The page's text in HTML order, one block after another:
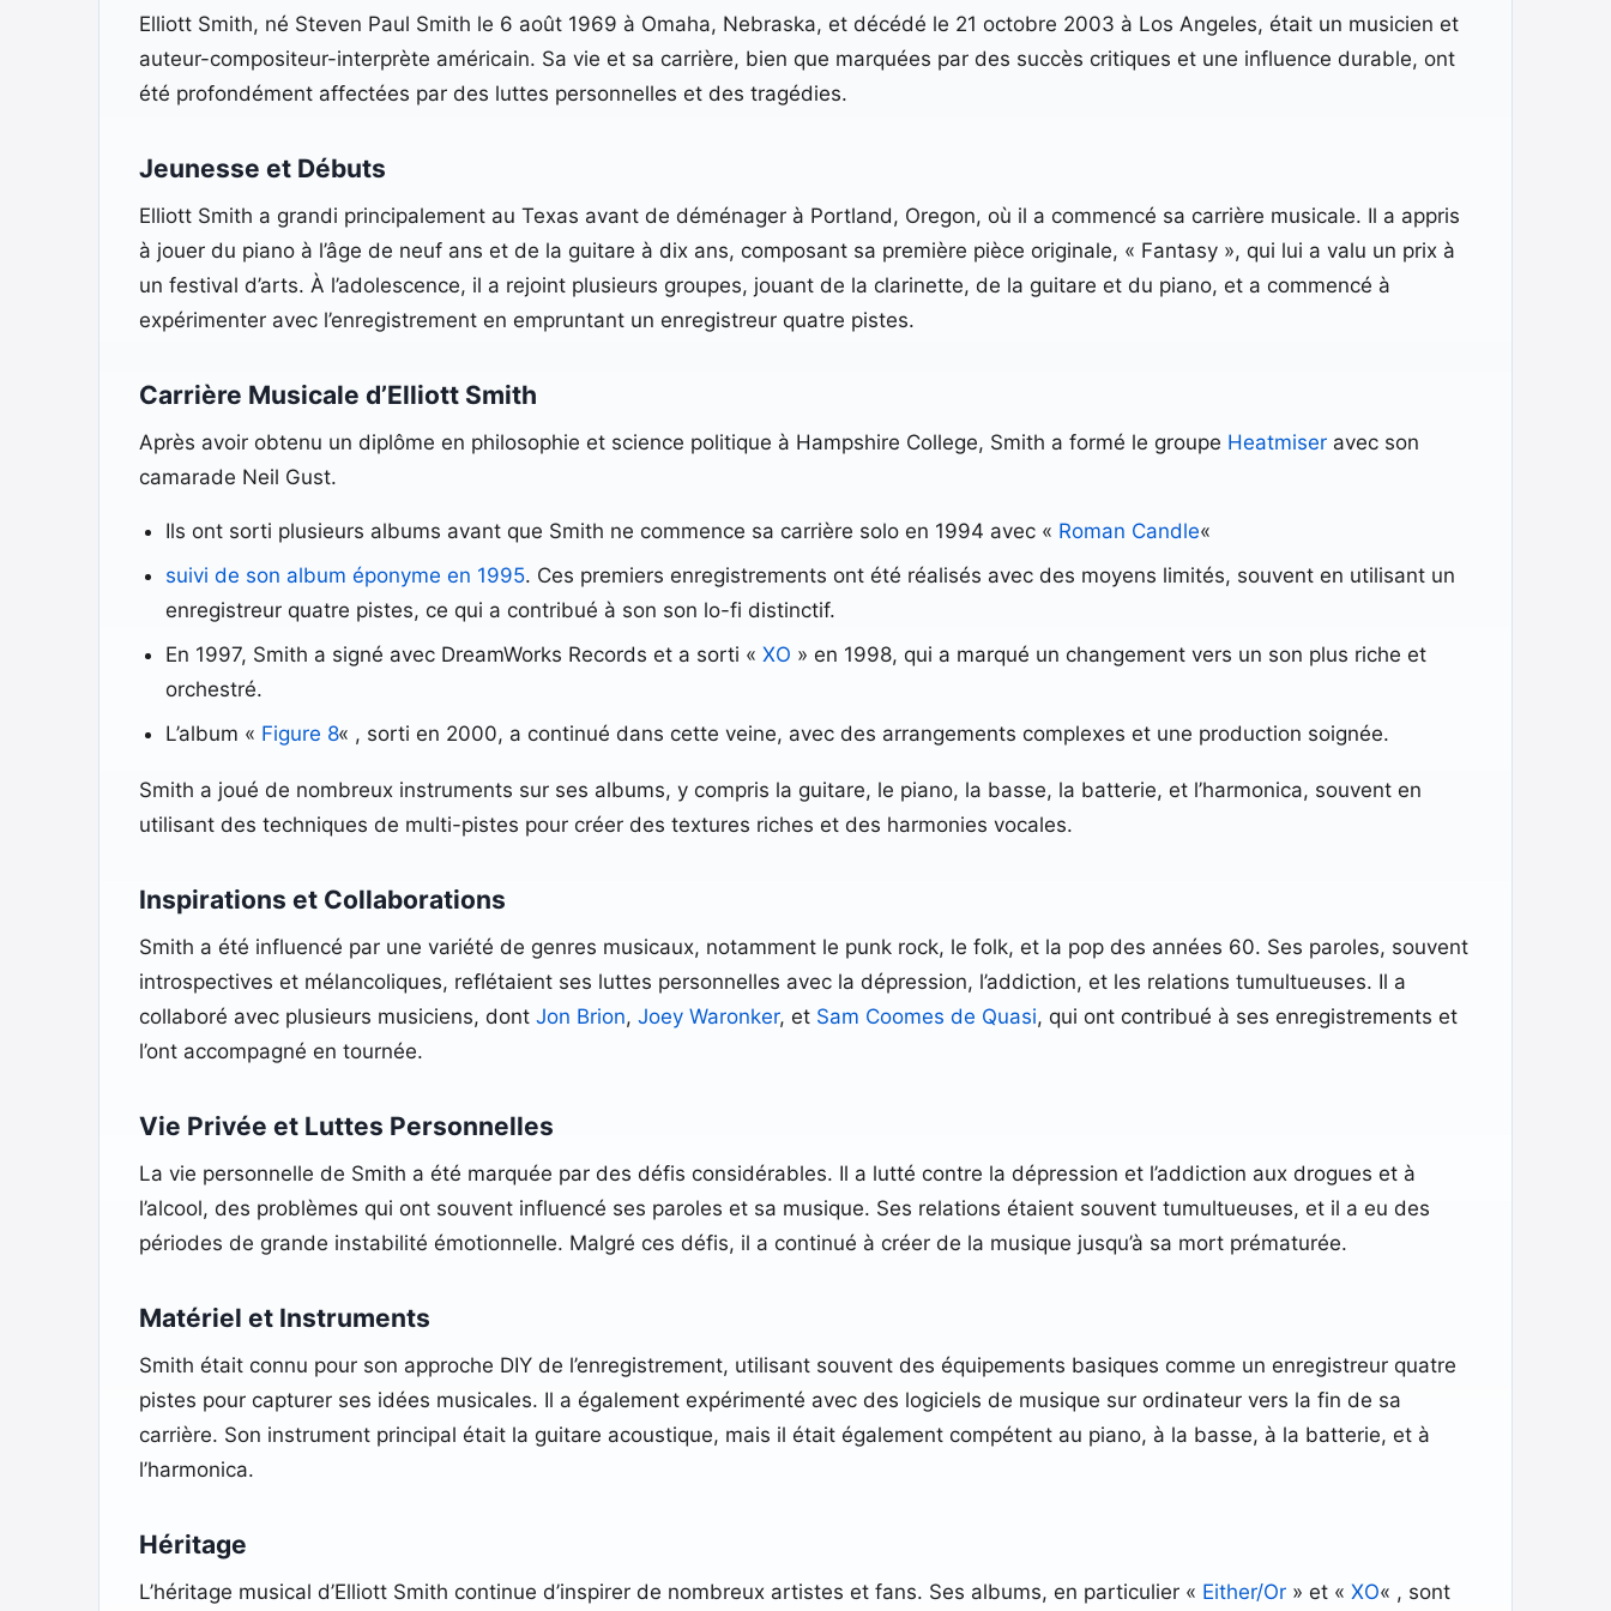
Elliott Smith, né Steven Paul Smith le 6 août 1969 à Omaha, Nebraska, et décédé le 21 octobre 2003 à Los Angeles, était un musicien et
auteur-compositeur-interprète américain. Sa vie et sa carrière, bien que marquées par des succès critiques et une influence durable, ont
été profondément affectées par des luttes personnelles et des tragédies.
Jeunesse et Débuts
Elliott Smith a grandi principalement au Texas avant de déménager à Portland, Oregon, où il a commencé sa carrière musicale. Il a appris
à jouer du piano à l’âge de neuf ans et de la guitare à dix ans, composant sa première pièce originale, « Fantasy », qui lui a valu un prix à
un festival d’arts. À l’adolescence, il a rejoint plusieurs groupes, jouant de la clarinette, de la guitare et du piano, et a commencé à
expérimenter avec l’enregistrement en empruntant un enregistreur quatre pistes.
Carrière Musicale d’Elliott Smith
Après avoir obtenu un diplôme en philosophie et science politique à Hampshire College, Smith a formé le groupe Heatmiseravec son
camarade Neil Gust.
Ils ont sorti plusieurs albums avant que Smith ne commence sa carrière solo en 1994 avec « Roman Candle«
suivi de son album éponyme en 1995. Ces premiers enregistrements ont été réalisés avec des moyens limités, souvent en utilisant un
enregistreur quatre pistes, ce qui a contribué à son son lo-fi distinctif.
En 1997, Smith a signé avec DreamWorks Records et a sorti « XO » en 1998, qui a marqué un changement vers un son plus riche et
orchestré.
L’album « Figure 8« , sorti en 2000, a continué dans cette veine, avec des arrangements complexes et une production soignée.
Smith a joué de nombreux instruments sur ses albums, y compris la guitare, le piano, la basse, la batterie, et l’harmonica, souvent en
utilisant des techniques de multi-pistes pour créer des textures riches et des harmonies vocales.
Inspirations et Collaborations
Smith a été influencé par une variété de genres musicaux, notamment le punk rock, le folk, et la pop des années 60. Ses paroles, souvent
introspectives et mélancoliques, reflétaient ses luttes personnelles avec la dépression, l’addiction, et les relations tumultueuses. Il a
collaboré avec plusieurs musiciens, dont Jon Brion, Joey Waronker, et Sam Coomes de Quasi, qui ont contribué à ses enregistrements et
l’ont accompagné en tournée.
Vie Privée et Luttes Personnelles
La vie personnelle de Smith a été marquée par des défis considérables. Il a lutté contre la dépression et l’addiction aux drogues et à
l’alcool, des problèmes qui ont souvent influencé ses paroles et sa musique. Ses relations étaient souvent tumultueuses, et il a eu des
périodes de grande instabilité émotionnelle. Malgré ces défis, il a continué à créer de la musique jusqu’à sa mort prématurée.
Matériel et Instruments
Smith était connu pour son approche DIY de l’enregistrement, utilisant souvent des équipements basiques comme un enregistreur quatre
pistes pour capturer ses idées musicales. Il a également expérimenté avec des logiciels de musique sur ordinateur vers la fin de sa
carrière. Son instrument principal était la guitare acoustique, mais il était également compétent au piano, à la basse, à la batterie, et à
l’harmonica.
Héritage
L’héritage musical d’Elliott Smith continue d’inspirer de nombreux artistes et fans. Ses albums, en particulier « Either/Or» et « XO« , sont